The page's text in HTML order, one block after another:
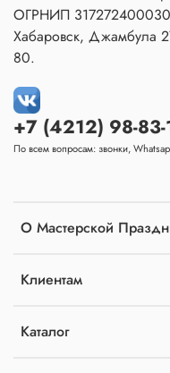
О Мастерской
Клиентам
Каталог
+7 (4212) 98-83-
По всем вопросам: звонки,
ОГРНИП
Хабаровск, Джамбула
80.